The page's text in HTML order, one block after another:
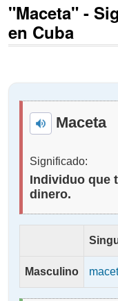
"Maceta" -
en Cuba
Maceta
Significado:
Individuo que
dinero.
Masculino